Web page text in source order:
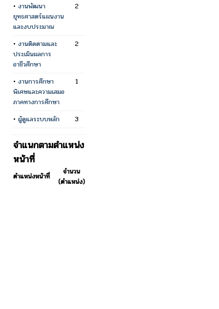
• งานพัฒนา
ยุทธศาสตร์แผนงาน
และงบประมาณ
2
• งานติดตามและ
ประเมินผลการ
อาชีวศึกษา
2
• งานการศึกษา
พิเศษและความเสมอ
ภาคทางการศึกษา
1
• ผู้ดูแลระบบหลัก 3
จำแนกตามตำแหน่ง
หน้าที่
ตำแหน่งหน้าที่
จำนวน
(ตำแหน่ง)